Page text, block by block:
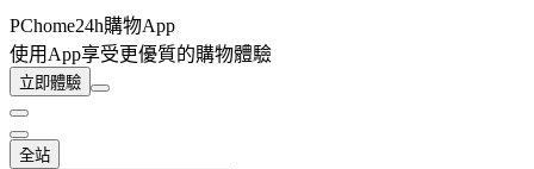
PChome24h購物App
使用App享受更優質的購物體驗
立即體驗
全站